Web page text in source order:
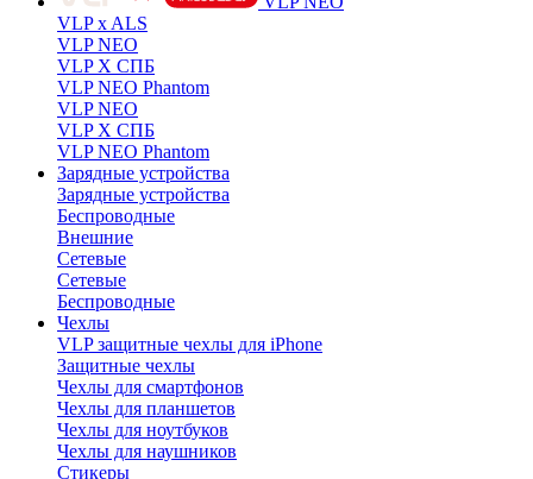
VLP x ALS
VLP NEO
VLP X СПБ
VLP NEO Phantom
VLP NEO
VLP X СПБ
VLP NEO Phantom
Зарядные устройства
Зарядные устройства
Беспроводные
Внешние
Сетевые
Сетевые
Беспроводные
Чехлы
VLP защитные чехлы для iPhone
Защитные чехлы
Чехлы для смартфонов
Чехлы для планшетов
Чехлы для ноутбуков
Чехлы для наушников
Стикеры